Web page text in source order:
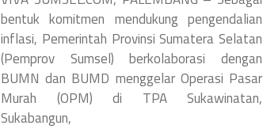
bentuk komitmen mendukung pengendalian
inflasi, Pemerintah Provinsi Sumatera Selatan
(Pemprov Sumsel) berkolaborasi dengan
BUMN dan BUMD menggelar Operasi Pasar
Murah (OPM) di TPA Sukawinatan,
Sukabangun,